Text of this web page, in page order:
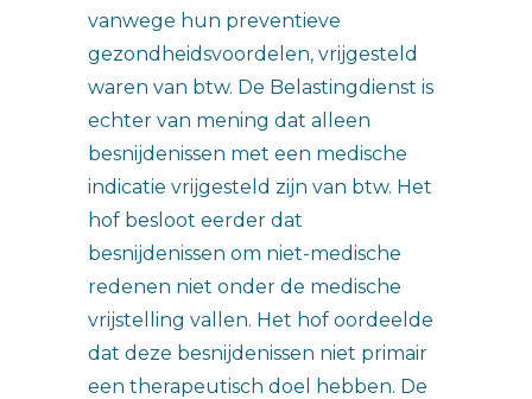
vanwege hun preventieve
gezondheidsvoordelen, vrijgesteld
waren van btw. De Belastingdienst is
echter van mening dat alleen
besnijdenissen met een medische
indicatie vrijgesteld zijn van btw. Het
hof besloot eerder dat
besnijdenissen om niet-medische
redenen niet onder de medische
vrijstelling vallen. Het hof oordeelde
dat deze besnijdenissen niet primair
een therapeutisch doel hebben. De